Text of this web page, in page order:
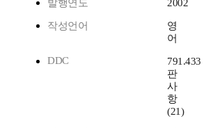
발행연도 2002
작성언어
영
어
DDC
791.433
판
사
항
(21)